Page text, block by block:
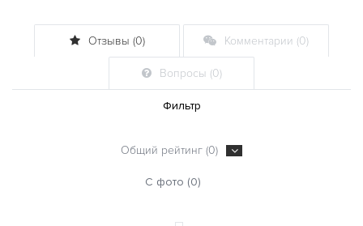
Отзывы (0) Комментарии (0)
Вопросы (0)
Фильтр
Общий рейтинг (0)
С фото (0)